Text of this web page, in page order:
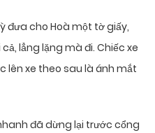
đưa cho Hoà một tờ giấy,
lẳng lặng mà đi. Chiếc xe
lên xe theo sau là ánh mắt
đã dừng lại trước cổng